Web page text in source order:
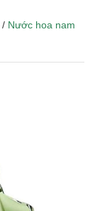
/ Nước hoa nam